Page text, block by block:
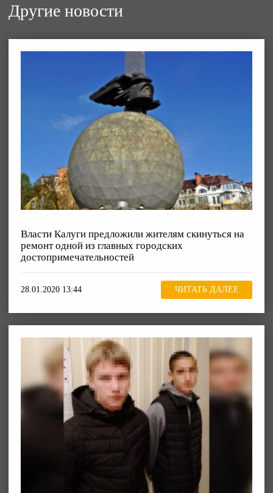
Другие новости
Власти Калуги предложили жителям скинуться на
ремонт одной из главных городских
достопримечательностей
28.01.2020 13:44 ЧИТАТЬ ДАЛЕЕ